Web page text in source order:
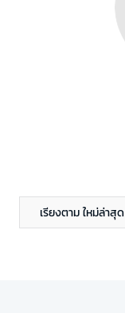
เรียงตาม ใหม่ล่าสุด